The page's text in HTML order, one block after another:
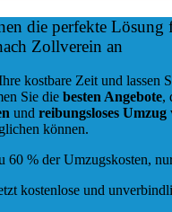
die perfekte Lösung
Zollverein an
kostbare Zeit und lassen
Sie die besten Angebote,
und reibungsloses Umzug
können.
60 % der Umzugskosten,
kostenlose und